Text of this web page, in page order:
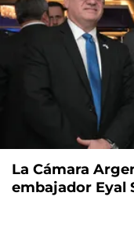
La Cámara
embajador Eyal